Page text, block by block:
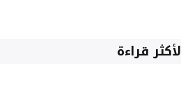
قراءة